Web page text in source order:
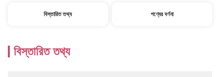
বিস্তারিত তথ্য পণ্যের বর্ণনা
বিস্তারিত তথ্য